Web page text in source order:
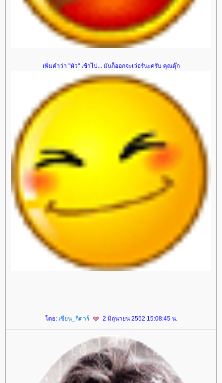
เพิ่มคำว่า "หัว" เข้าไป... มันก็ออกจะเว่อร์นะครับ คุณตุ๊ก
ดย: เซียน_กีตาร์ 2 มิถุนายน 2552 15:08:45 น.